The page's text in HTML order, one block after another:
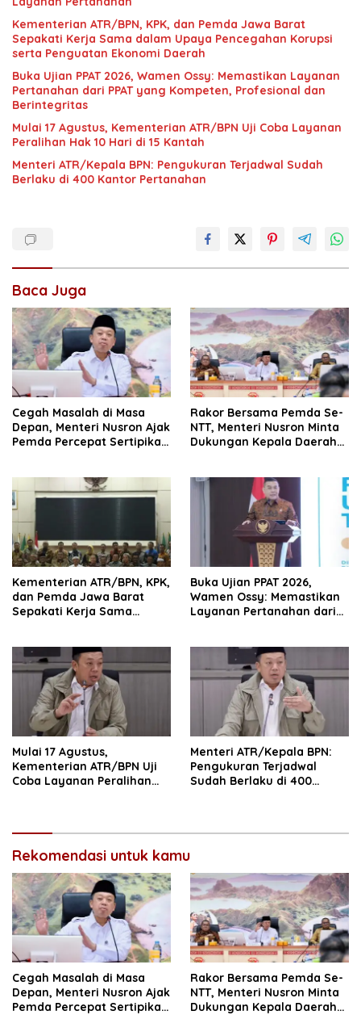
Kementerian ATR/BPN, KPK, dan Pemda Jawa Barat
Sepakati Kerja Sama dalam Upaya Pencegahan Korupsi
serta Penguatan Ekonomi Daerah
Buka Ujian PPAT 2026, Wamen Ossy: Memastikan Layanan
Pertanahan dari PPAT yang Kompeten, Profesional dan
Berintegritas
Mulai 17 Agustus, Kementerian ATR/BPN Uji Coba Layanan
Peralihan Hak 10 Hari di 15 Kantah
Menteri ATR/Kepala BPN: Pengukuran Terjadwal Sudah
Berlaku di 400 Kantor Pertanahan
Baca Juga
Cegah Masalah di Masa
Depan, Menteri Nusron Ajak
Pemda Percepat Sertipikasi
Rakor Bersama Pemda Se-
NTT, Menteri Nusron Minta
Dukungan Kepala Daerah
Kementerian ATR/BPN, KPK,
dan Pemda Jawa Barat
Sepakati Kerja Sama
Ekonomi Daerah
Buka Ujian PPAT 2026,
Wamen Ossy: Memastikan
Layanan Pertanahan dari
Berintegritas
Mulai 17 Agustus,
Kementerian ATR/BPN Uji
Coba Layanan Peralihan
Menteri ATR/Kepala BPN:
Pengukuran Terjadwal
Sudah Berlaku di 400
Rekomendasi untuk kamu
Cegah Masalah di Masa
Depan, Menteri Nusron Ajak
Pemda Percepat Sertipikasi
Rakor Bersama Pemda Se-
NTT, Menteri Nusron Minta
Dukungan Kepala Daerah